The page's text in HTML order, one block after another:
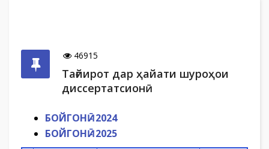
46915
Тағйирот дар ҳайати шуроҳои
диссертатсионӣ
БОЙГОНӢ - 2024
БОЙГОНӢ - 2025